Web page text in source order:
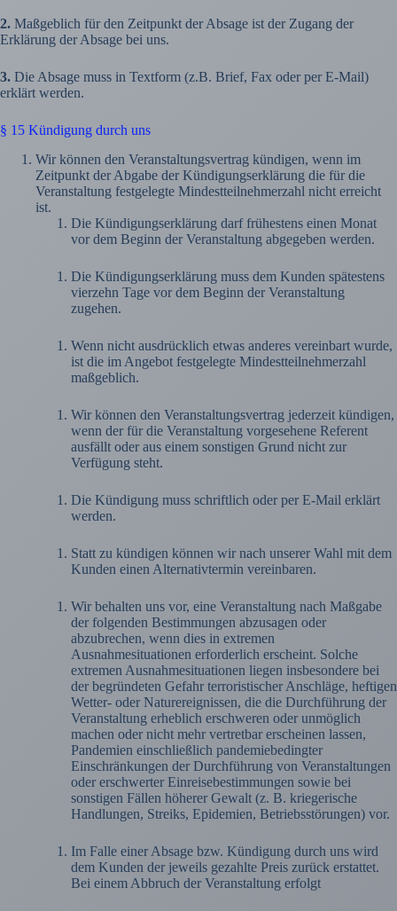
2. Maßgeblich für den Zeitpunkt der Absage ist der Zugang der
Erklärung der Absage bei uns.
3. Die Absage muss in Textform (z.B. Brief, Fax oder per E-Mail)
erklärt werden.
§ 15 Kündigung durch uns
Wir können den Veranstaltungsvertrag kündigen, wenn im
Zeitpunkt der Abgabe der Kündigungserklärung die für die
Veranstaltung festgelegte Mindestteilnehmerzahl nicht erreicht
ist.
Die Kündigungserklärung darf frühestens einen Monat
vor dem Beginn der Veranstaltung abgegeben werden.
Die Kündigungserklärung muss dem Kunden spätestens
vierzehn Tage vor dem Beginn der Veranstaltung
zugehen.
Wenn nicht ausdrücklich etwas anderes vereinbart wurde,
ist die im Angebot festgelegte Mindestteilnehmerzahl
maßgeblich.
Wir können den Veranstaltungsvertrag jederzeit kündigen,
wenn der für die Veranstaltung vorgesehene Referent
ausfällt oder aus einem sonstigen Grund nicht zur
Verfügung steht.
Die Kündigung muss schriftlich oder per E-Mail erklärt
werden.
Statt zu kündigen können wir nach unserer Wahl mit dem
Kunden einen Alternativtermin vereinbaren.
Wir behalten uns vor, eine Veranstaltung nach Maßgabe
der folgenden Bestimmungen abzusagen oder
abzubrechen, wenn dies in extremen
Ausnahmesituationen erforderlich erscheint. Solche
extremen Ausnahmesituationen liegen insbesondere bei
der begründeten Gefahr terroristischer Anschläge, heftigen
Wetter- oder Naturereignissen, die die Durchführung der
Veranstaltung erheblich erschweren oder unmöglich
machen oder nicht mehr vertretbar erscheinen lassen,
Pandemien einschließlich pandemiebedingter
Einschränkungen der Durchführung von Veranstaltungen
oder erschwerter Einreisebestimmungen sowie bei
sonstigen Fällen höherer Gewalt (z. B. kriegerische
Handlungen, Streiks, Epidemien, Betriebsstörungen) vor.
Im Falle einer Absage bzw. Kündigung durch uns wird
dem Kunden der jeweils gezahlte Preis zurück erstattet.
Bei einem Abbruch der Veranstaltung erfolgt